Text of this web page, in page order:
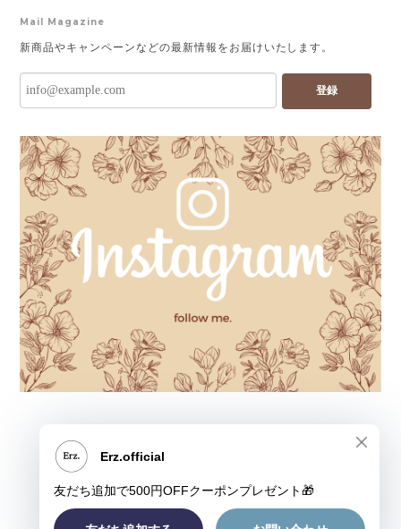
Mail Magazine
新商品やキャンペーンなどの最新情報をお届けいたします。
登録